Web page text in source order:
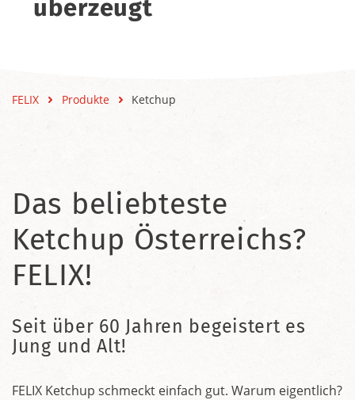
überzeugt
FELIX Produkte Ketchup
Das beliebteste
Ketchup Österreichs?
FELIX!
Seit über 60 Jahren begeistert es
Jung und Alt!
FELIX Ketchup schmeckt einfach gut. Warum eigentlich?